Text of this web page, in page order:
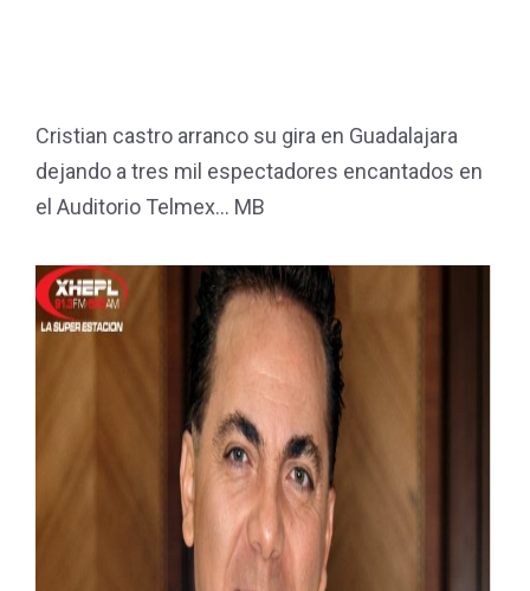
Cristian castro arranco su gira en Guadalajara
dejando a tres mil espectadores encantados en
el Auditorio Telmex... MB